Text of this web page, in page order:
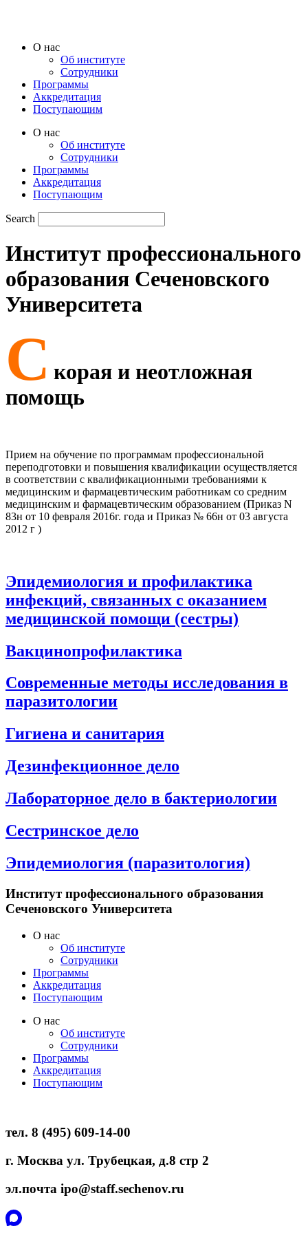
O нас
Oб институте
Сотрудники
Программы
Аккредитация
Поступающим
O нас
Oб институте
Сотрудники
Программы
Аккредитация
Поступающим
Search
Институт профессионального
образования Сеченовского
Университета
С корая и неотложная
помощь
Прием на обучение по программам профессиональной
переподготовки и повышения квалификации осуществляется
в соответствии с квалификационными требованиями к
медицинским и фармацевтическим работникам со средним
медицинским и фармацевтическим образованием (Приказ N
83н от 10 февраля 2016г. года и Приказ № 66н от 03 августа
2012 г )
Эпидемиология и профилактика
инфекций, связанных с оказанием
медицинской помощи (сестры)
Вакцинопрофилактика
Современные методы исследования в
паразитологии
Гигиена и санитария
Дезинфекционное дело
Лабораторное дело в бактериологии
Сестринское дело
Эпидемиология (паразитология)
Институт профессионального образования
Сеченовского Университета
O нас
Oб институте
Сотрудники
Программы
Аккредитация
Поступающим
O нас
Oб институте
Сотрудники
Программы
Аккредитация
Поступающим
тел. 8 (495) 609-14-00
г. Москва ул. Трубецкая, д.8 стр 2
эл.почта ipo@staff.sechenov.ru